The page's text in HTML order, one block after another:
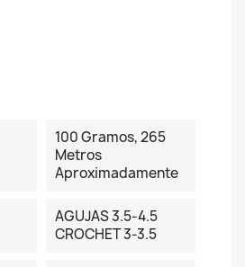
100 Gramos, 265
Metros
Aproximadamente
AGUJAS 3.5-4.5
CROCHET 3-3.5